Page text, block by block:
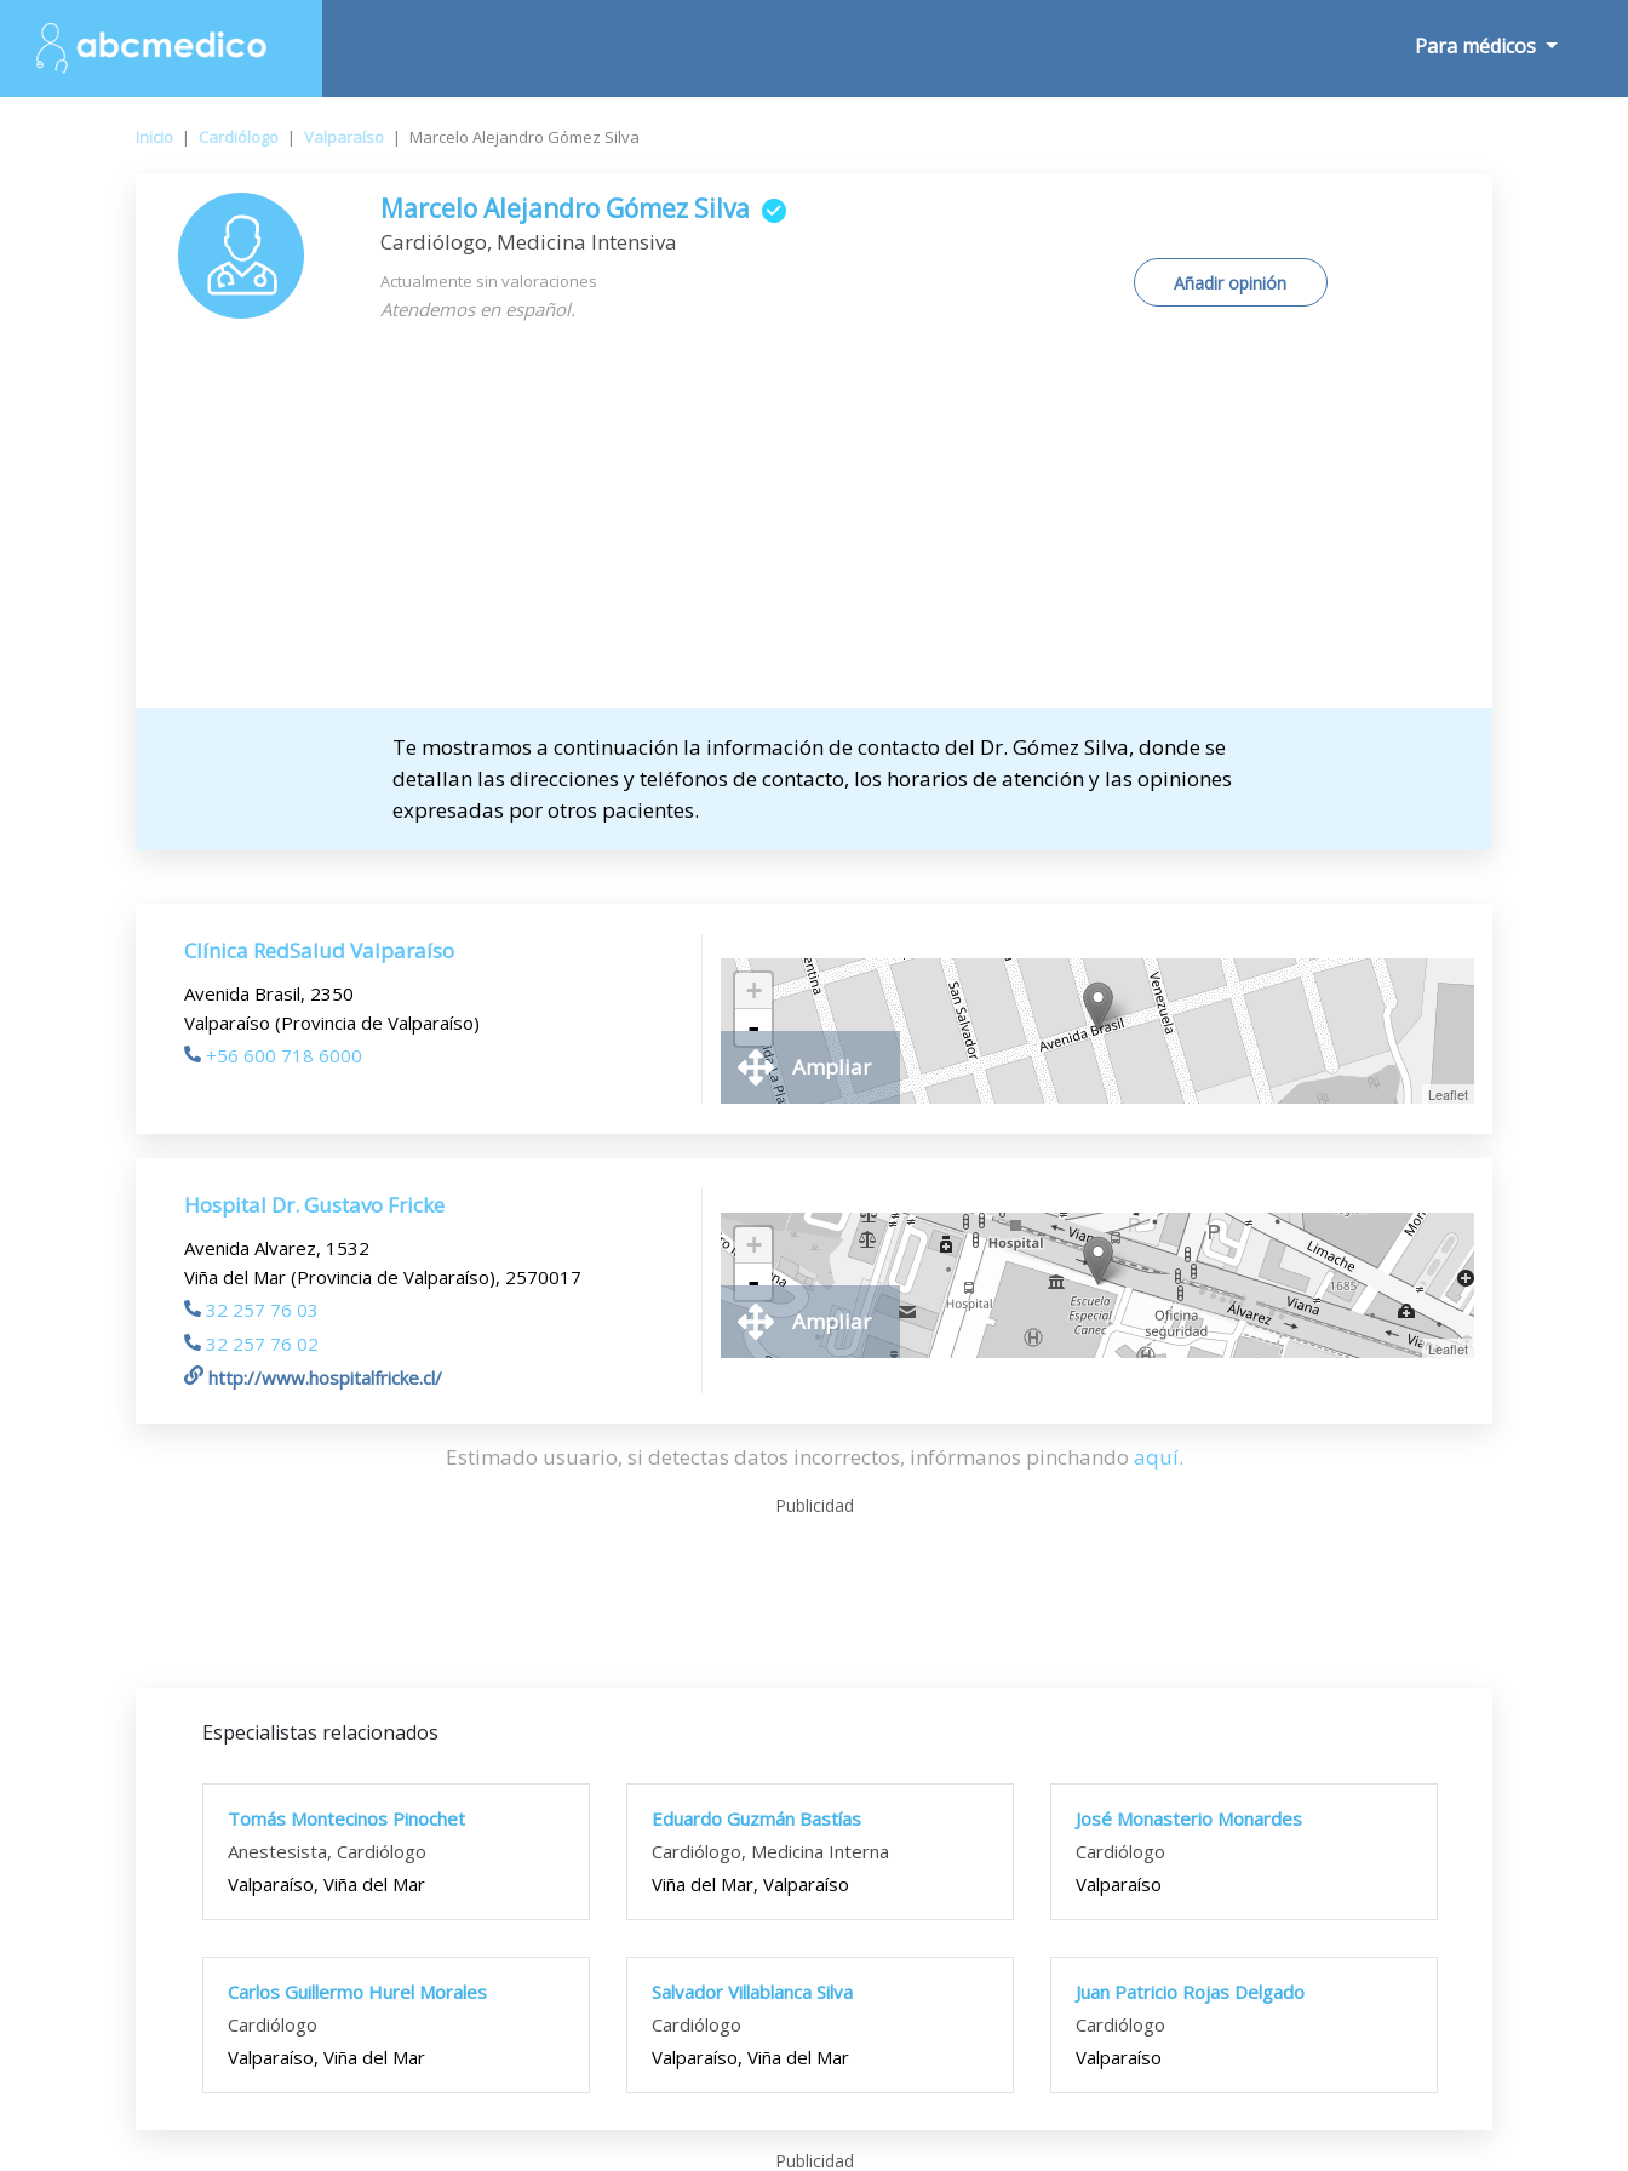
Para médicos
Inicio | Cardiólogo | Valparaíso | Marcelo Alejandro Gómez Silva
Marcelo Alejandro Gómez Silva
Cardiólogo, Medicina Intensiva
Actualmente sin valoraciones
Atendemos en español.
Añadir opinión
Te mostramos a continuación la información de contacto del Dr. Gómez Silva, donde se
detallan las direcciones y teléfonos de contacto, los horarios de atención y las opiniones
expresadas por otros pacientes.
Clínica RedSalud Valparaíso
Avenida Brasil, 2350
Valparaíso (Provincia de Valparaíso)
+56 600 718 6000
+
-
Leaflet
Ampliar
Hospital Dr. Gustavo Fricke
Avenida Alvarez, 1532
Viña del Mar (Provincia de Valparaíso), 2570017
32 257 76 03
32 257 76 02
http://www.hospitalfricke.cl/
+
-
Leaflet
Ampliar
Estimado usuario, si detectas datos incorrectos, infórmanos pinchando aquí.
Publicidad
Especialistas relacionados
Tomás Montecinos Pinochet
Anestesista, Cardiólogo
Valparaíso, Viña del Mar
Eduardo Guzmán Bastías
Cardiólogo, Medicina Interna
Viña del Mar, Valparaíso
José Monasterio Monardes
Cardiólogo
Valparaíso
Carlos Guillermo Hurel Morales
Cardiólogo
Valparaíso, Viña del Mar
Salvador Villablanca Silva
Cardiólogo
Valparaíso, Viña del Mar
Juan Patricio Rojas Delgado
Cardiólogo
Valparaíso
Publicidad